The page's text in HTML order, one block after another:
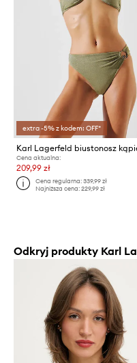
extra -5% z kodem: OFF*
Karl Lagerfeld biustonosz
Cena aktualna:
209,99 zł
Cena regularna:339,99 zł
Najniższa cena:229,99 zł
Odkryj produkty Karl